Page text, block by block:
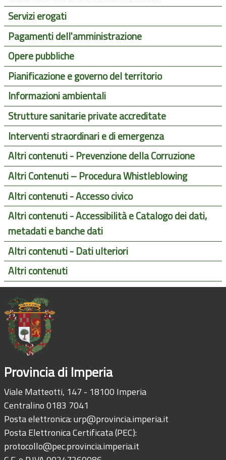
Servizi erogati
Pagamenti dell'amministrazione
Opere pubbliche
Pianificazione e governo del territorio
Informazioni ambientali
Strutture sanitarie private accreditate
Interventi straordinari e di emergenza
Altri contenuti - Prevenzione della Corruzione
Altri Contenuti – Procedura Whistleblowing
Altri contenuti - Accesso civico
Altri contenuti - Accessibilità e Catalogo dei dati,
metadati e banche dati
Altri contenuti - Dati ulteriori
Altri contenuti
Provincia di Imperia
Viale Matteotti, 147 - 18100 Imperia
Centralino 0183 7041
Posta elettronica:urp@provincia.imperia.it
Posta Elettronica Certificata (PEC):
protocollo@pec.provincia.imperia.it